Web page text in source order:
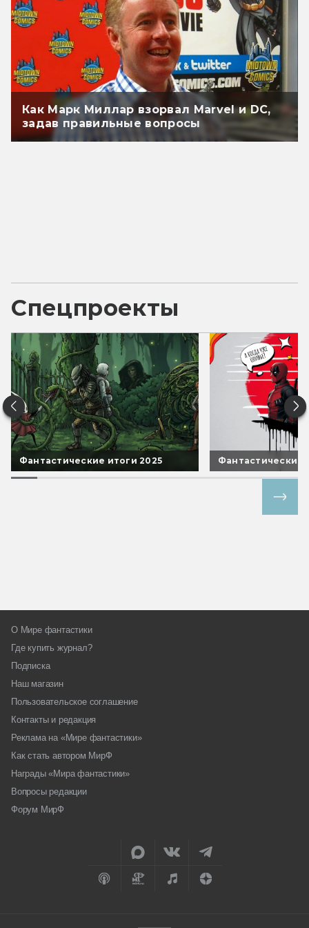
Как Марк Миллар взорвал Marvel и DC,
задав правильные вопросы
Спецпроекты
Фантастические итоги 2025 Фантастические
О Мире фантастики
Где купить журнал?
Подписка
Наш магазин
Пользовательское соглашение
Контакты и редакция
Реклама на «Мире фантастики»
Как стать автором МирФ
Награды «Мира фантастики»
Вопросы редакции
Форум МирФ